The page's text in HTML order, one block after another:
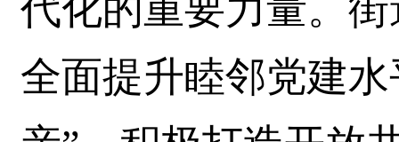
代化的重要力量。
全面提升睦邻党建